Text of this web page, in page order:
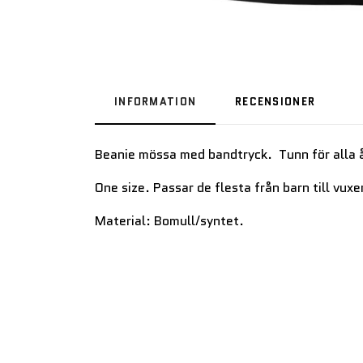
INFORMATION RECENSIONER
Beanie mössa med bandtryck. Tunn för alla
One size. Passar de flesta från barn till
Material: Bomull/syntet.